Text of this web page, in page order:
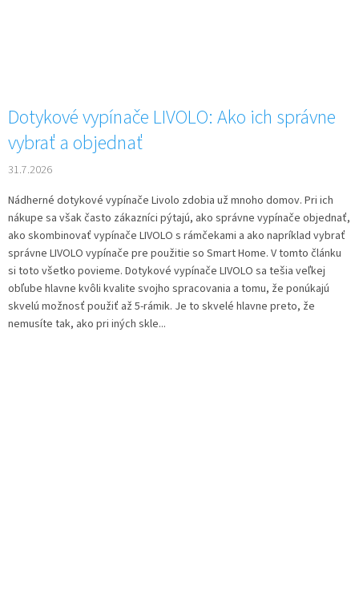
Dotykové vypínače LIVOLO: Ako ich správne
vybrať a objednať
31.7.2026
Nádherné dotykové vypínače Livolo zdobia už mnoho domov. Pri ich
nákupe sa však často zákazníci pýtajú, ako správne vypínače objednať,
ako skombinovať vypínače LIVOLO s rámčekami a ako napríklad vybrať
správne LIVOLO vypínače pre použitie so Smart Home. V tomto článku
si toto všetko povieme. Dotykové vypínače LIVOLO sa tešia veľkej
obľube hlavne kvôli kvalite svojho spracovania a tomu, že ponúkajú
skvelú možnosť použiť až 5-rámik. Je to skvelé hlavne preto, že
nemusíte tak, ako pri iných skle...